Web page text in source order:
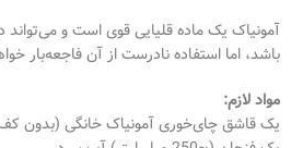
آمونیاک یک ماده قلیایی قوی است و
باشد، اما استفاده نادرست از آن فاجعه‌بار
مواد لازم:
یک قاشق چای‌خوری آمونیاک خانگی (بدون کف